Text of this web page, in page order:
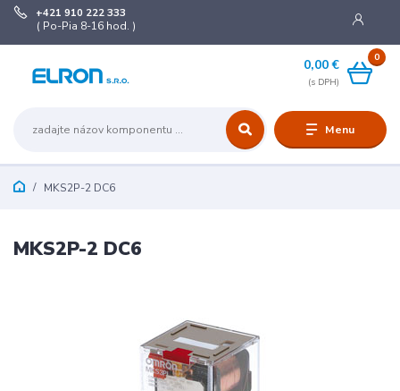
Menu
+421 910 222 333
( Po-Pia 8-16 hod. )
0
0,00 €
MKS2P-2 DC6
MKS2P-2 DC6